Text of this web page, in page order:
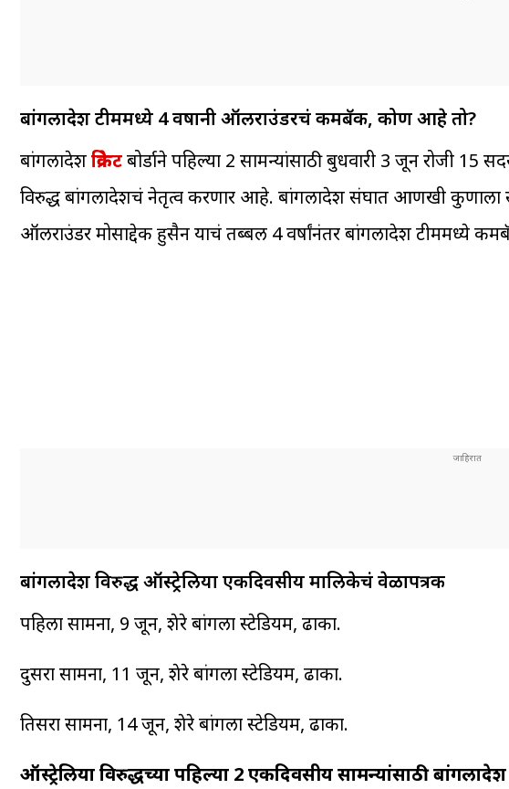
बांगलादेश टीममध्ये 4 वर्षांनी ऑलराउंडरचं कमबॅक, कोण आहे तो?
बांगलादेशक्रिकेटबोर्डाने पहिल्या 2 सामन्यांसाठी बुधवारी 3 जून रोजी
विरुद्ध बांगलादेशचं नेतृत्व करणार आहे. बांगलादेश संघात आणखी कुणाला
ऑलराउंडर मोसाद्देक हुसैन याचं तब्बल 4 वर्षांनंतर बांगलादेश टीममध्ये
बांगलादेश विरुद्ध ऑस्ट्रेलिया एकदिवसीय मालिकेचं वेळापत्रक
पहिला सामना, 9 जून, शेरे बांगला स्टेडियम, ढाका.
दुसरा सामना, 11 जून, शेरे बांगला स्टेडियम, ढाका.
तिसरा सामना, 14 जून, शेरे बांगला स्टेडियम, ढाका.
ऑस्ट्रेलिया विरुद्धच्या पहिल्या 2 एकदिवसीय सामन्यांसाठी बांगलादेश